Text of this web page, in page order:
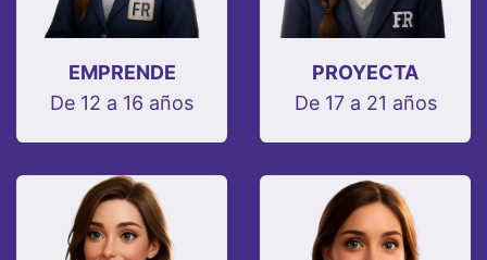
EMPRENDE
De 12 a 16 años
PROYECTA
De 17 a 21 años